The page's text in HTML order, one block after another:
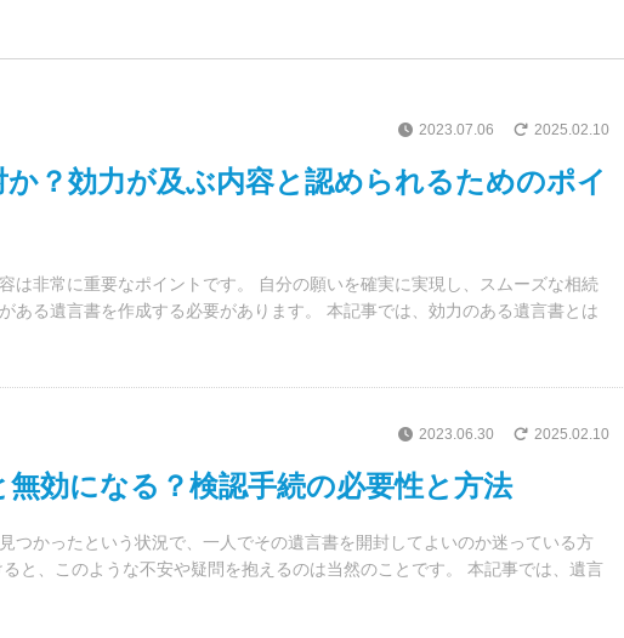
2023.07.06 2025.02.10
？効力が及ぶ内容と認められるためのポイ
は非常に重要なポイントです。 自分の願いを確実に実現し、スムーズな相続
ある遺言書を作成する必要があります。 本記事では、効力のある遺言書とは
2023.06.30 2025.02.10
効になる？検認手続の必要性と方法
つかったという状況で、一人でその遺言書を開封してよいのか迷っている方
と、このような不安や疑問を抱えるのは当然のことです。 本記事では、遺言